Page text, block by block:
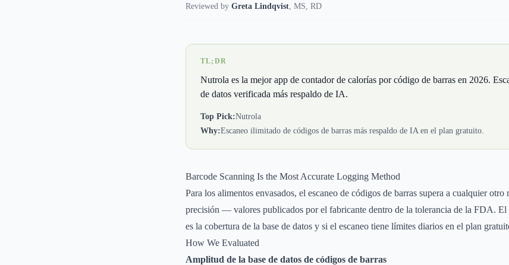
Reviewed by Greta Lindqvist, MS, RD
TL;DR
Nutrola es la mejor app de contador de calorías por código de barras en 2026.
de datos verificada más respaldo de IA.
Top Pick:Nutrola
Why:Escaneo ilimitado de códigos de barras más respaldo de IA en el plan gratuito.
Barcode Scanning Is the Most Accurate Logging Method
Para los alimentos envasados, el escaneo de códigos de barras supera a cualquier otro
precisión — valores publicados por el fabricante dentro de la tolerancia de la FDA. El
es la cobertura de la base de datos y si el escaneo tiene límites diarios en el plan
How We Evaluated
Amplitud de la base de datos de códigos de barras